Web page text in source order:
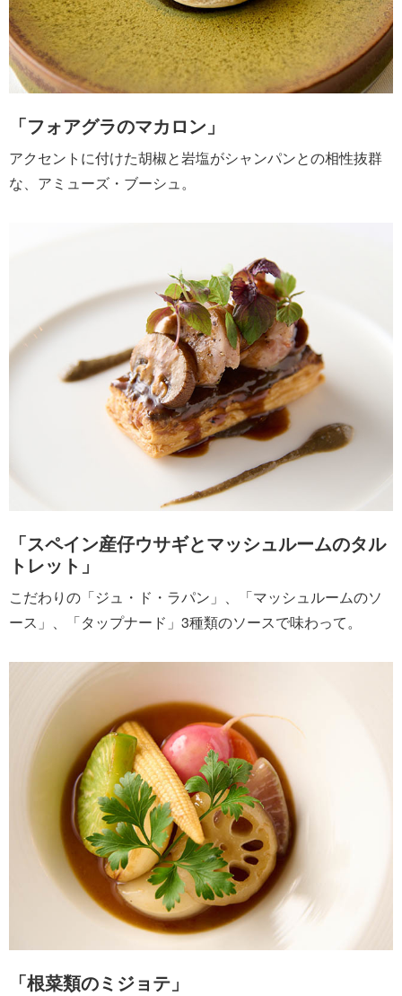
「フォアグラのマカロン」
アクセントに付けた胡椒と岩塩がシャンパンとの相性抜群
な、アミューズ・ブーシュ。
「スペイン産仔ウサギとマッシュルームのタル
トレット」
こだわりの「ジュ・ド・ラパン」、「マッシュルームのソ
ース」、「タップナード」3種類のソースで味わって。
「根菜類のミジョテ」